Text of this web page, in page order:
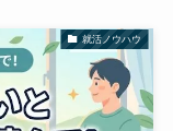
就活ノウハウ